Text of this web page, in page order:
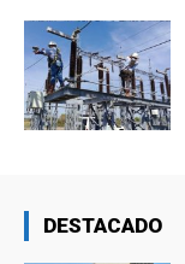
DESTACADO